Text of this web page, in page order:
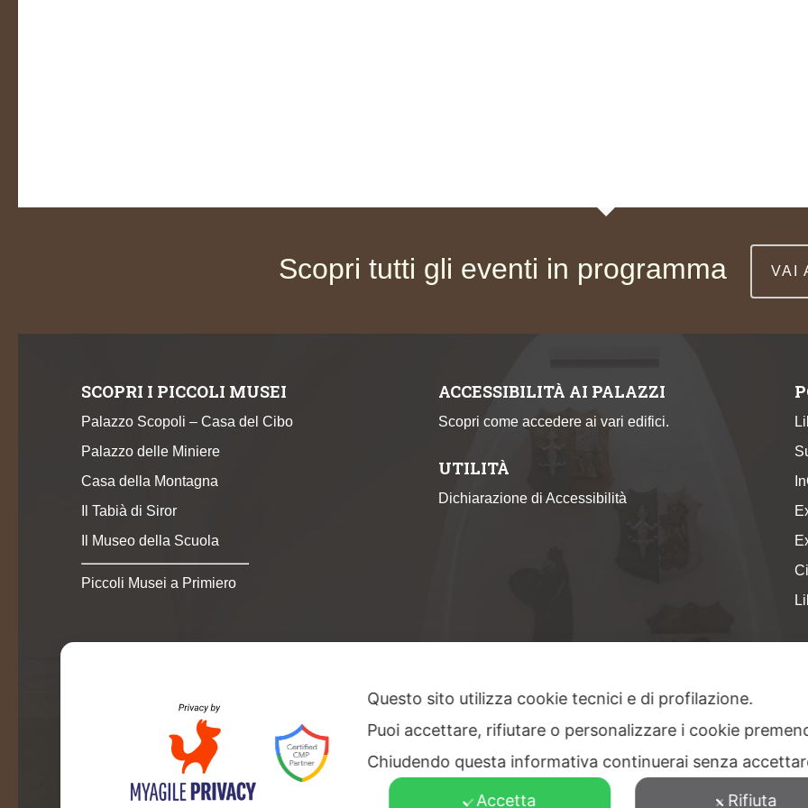
Scopri tutti gli eventi in programma VAI
SCOPRI I PICCOLI MUSEI
Palazzo Scopoli – Casa del Cibo
Palazzo delle Miniere
Casa della Montagna
Il Tabià di Siror
Il Museo della Scuola
Piccoli Musei a Primiero
ACCESSIBILITÀ AI PALAZZI
Scopri come accedere ai vari edifici.
UTILITÀ
Dichiarazione di Accessibilità
youtube
Questo sito utilizza cookie tecnici e di profilazione.
Puoi accettare, rifiutare o personalizzare i cookie
Chiudendo questa informativa continuerai senza
Accetta Rifiuta